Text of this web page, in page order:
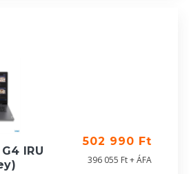
IRU
502 990 Ft
396 055 Ft + ÁFA